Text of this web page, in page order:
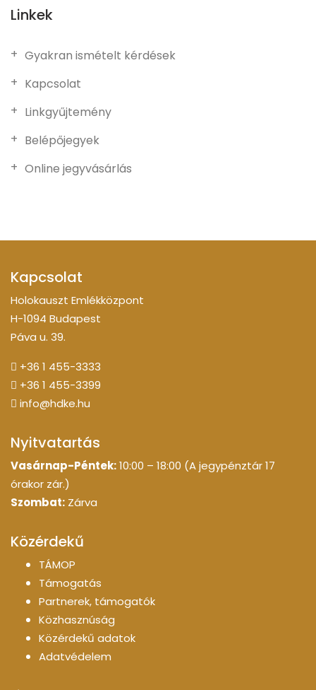
Linkek
Gyakran ismételt kérdések
Kapcsolat
Linkgyűjtemény
Belépőjegyek
Online jegyvásárlás
Kapcsolat
Holokauszt Emlékközpont
H-1094 Budapest
Páva u. 39.
+36 1 455-3333
+36 1 455-3399
info@hdke.hu
Nyitvatartás
Vasárnap-Péntek:10:00 – 18:00 (A jegypénztár 17
órakor zár.)
Szombat: Zárva
Közérdekű
TÁMOP
Támogatás
Partnerek, támogatók
Közhasznúság
Közérdekű adatok
Adatvédelem